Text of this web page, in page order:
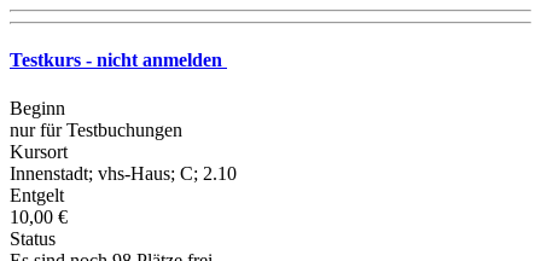
Testkurs - nicht anmelden
Beginn
nur für Testbuchungen
Kursort
Innenstadt; vhs-Haus; C; 2.10
Entgelt
10,00 €
Status